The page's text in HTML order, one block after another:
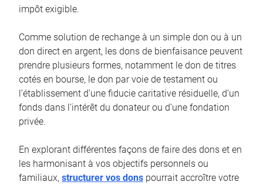
impôt exigible.
Comme solution de rechange à un simple don ou à un
don direct en argent, les dons de bienfaisance peuvent
prendre plusieurs formes, notamment le don de titres
cotés en bourse, le don par voie de testament ou
l’établissement d’une fiducie caritative résiduelle, d’un
fonds dans l’intérêt du donateur ou d’une fondation
privée.
En explorant différentes façons de faire des dons et en
les harmonisant à vos objectifs personnels ou
familiaux, structurer vos dons pourrait accroître votre